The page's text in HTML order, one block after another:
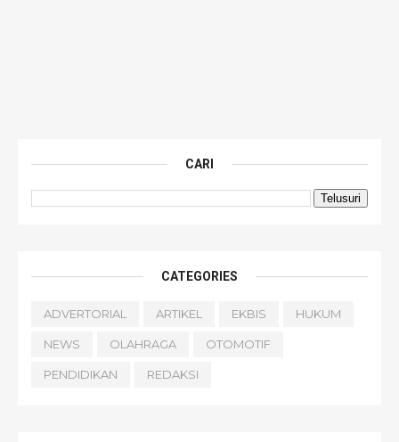
CARI
CATEGORIES
ADVERTORIAL ARTIKEL EKBIS HUKUM
NEWS OLAHRAGA OTOMOTIF
PENDIDIKAN REDAKSI